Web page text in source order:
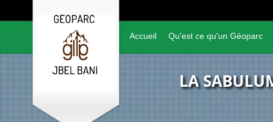
Accueil Qu'est ce qu'un Géoparc
LA